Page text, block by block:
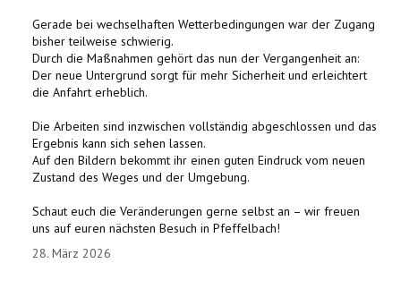
Gerade bei wechselhaften Wetterbedingungen war der Zugang
bisher teilweise schwierig.
Durch die Maßnahmen gehört das nun der Vergangenheit an:
Der neue Untergrund sorgt für mehr Sicherheit und erleichtert
die Anfahrt erheblich.
Die Arbeiten sind inzwischen vollständig abgeschlossen und das
Ergebnis kann sich sehen lassen.
Auf den Bildern bekommt ihr einen guten Eindruck vom neuen
Zustand des Weges und der Umgebung.
Schaut euch die Veränderungen gerne selbst an – wir freuen
uns auf euren nächsten Besuch in Pfeffelbach!
28. März 2026